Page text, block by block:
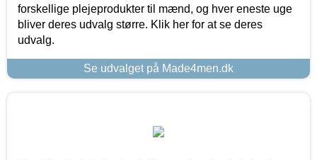
forskellige plejeprodukter til mænd, og hver eneste uge
bliver deres udvalg større. Klik her for at se deres
udvalg.
Se udvalget på Made4men.dk